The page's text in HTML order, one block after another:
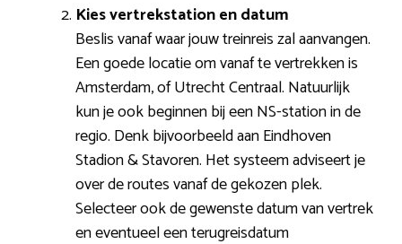
Kies vertrekstation en datum
Beslis vanaf waar jouw treinreis zal aanvangen.
Een goede locatie om vanaf te vertrekken is
Amsterdam, of Utrecht Centraal. Natuurlijk
kun je ook beginnen bij een NS-station in de
regio. Denk bijvoorbeeld aan Eindhoven
Stadion & Stavoren. Het systeem adviseert je
over de routes vanaf de gekozen plek.
Selecteer ook de gewenste datum van vertrek
en eventueel een terugreisdatum